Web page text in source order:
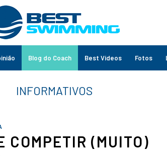
Blog do Coach Best Vídeos Fotos
COMPETIR (MUITO)